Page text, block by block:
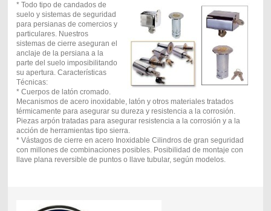
* Todo tipo de candados de
suelo y sistemas de seguridad
para persianas de comercios y
particulares. Nuestros
sistemas de cierre aseguran el
anclaje de la persiana a la
parte del suelo imposibilitando
su apertura. Características
Técnicas:
* Cuerpos de latón cromado.
Mecanismos de acero inoxidable, latón y otros materiales tratados
térmicamente para asegurar su dureza y resistencia a la corrosión.
Piezas arpón tratadas para asegurar resistencia a la corrosión y a la
acción de herramientas tipo sierra.
* Vástagos de cierre en acero Inoxidable Cilindros de gran seguridad
con millones de combinaciones posibles. Posibilidad de montaje con
llave plana reversible de puntos o llave tubular, según modelos.